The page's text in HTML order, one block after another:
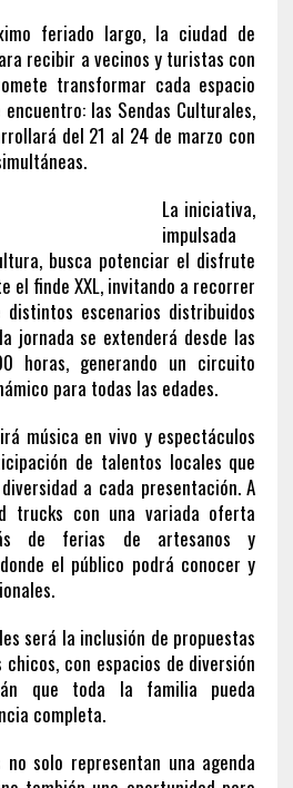
feriado largo, la ciudad de
recibir a vecinos y turistas con
transformar cada espacio
las Sendas Culturales,
del 21 al 24 de marzo con
La iniciativa,
impulsada
busca potenciar el disfrute
el finde XXL, invitando a recorrer
escenarios distribuidos
jornada se extenderá desde las
horas, generando un circuito
para todas las edades.
música en vivo y espectáculos
de talentos locales que
a cada presentación. A
trucks con una variada oferta
de ferias de artesanos y
el público podrá conocer y
será la inclusión de propuestas
chicos, con espacios de diversión
que toda la familia pueda
completa.
no solo representan una agenda